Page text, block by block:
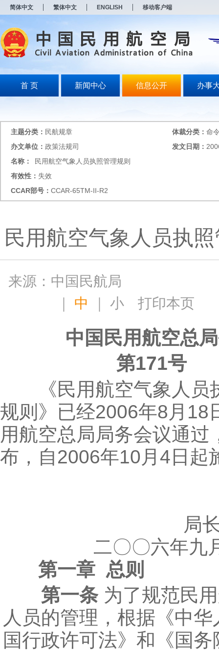
简体中文 繁体中文 ENGLISH 移动客户端
首 页 新闻中心 信息公开 办事
主题分类： 民航规章 体裁分类： 命
办文单位： 政策法规司 发文日期：
名称：
民用航空气象人员执照管理规则
有效性： 失效
CCAR部号： CCAR-65TM-II-R2
民用航空气象人员执
来源：中国民航局
｜ 中 ｜小 打印本页
中国民用航空总
第171号
《民用航空气象人员
规则》已经2006年8月18
用航空总局局务会议通过
布，自2006年10月4日起
局长
二〇〇六年
第一章 总则
第一条为了规范民
人员的管理，根据《中
国行政许可法》和《国
打
开
无
障
说